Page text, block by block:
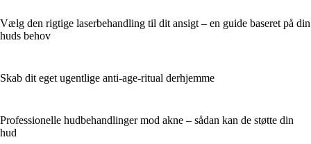
Vælg den rigtige laserbehandling til dit ansigt – en guide baseret på din
huds behov
Skab dit eget ugentlige anti-age-ritual derhjemme
Professionelle hudbehandlinger mod akne – sådan kan de støtte din
hud